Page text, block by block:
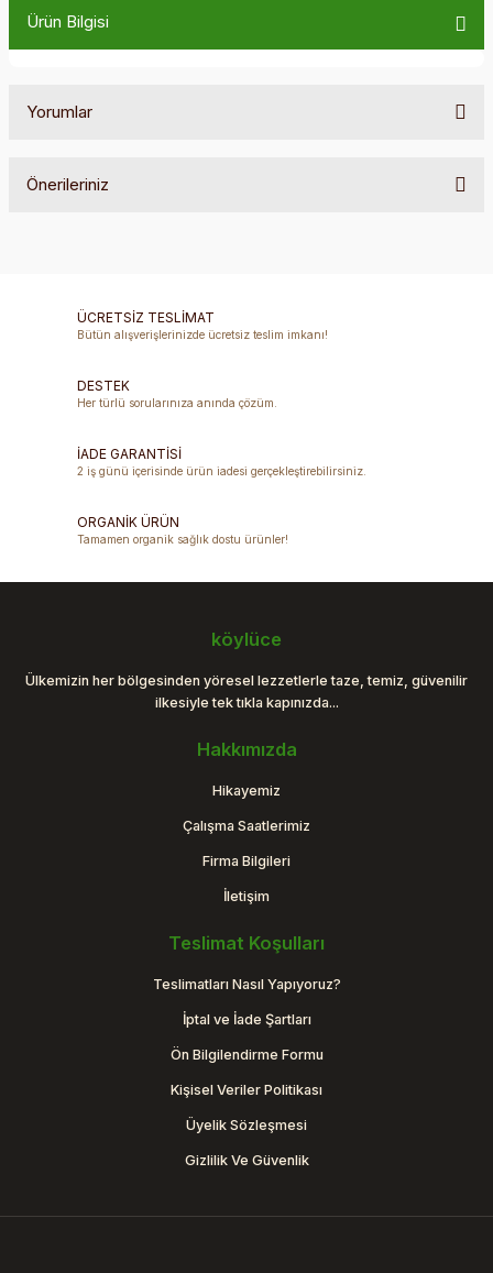
Ürün Bilgisi
Yorumlar
Önerileriniz
Ürün açıklamasında eksik bilgiler bulunuyor.
Ürün fiyatı diğer sitelerden daha pahalı.
Bu ürüne benzer farklı alternatifler olmalı.
ÜCRETSİZ TESLİMAT
Bütün alışverişlerinizde ücretsiz teslim imkanı!
DESTEK
Her türlü sorularınıza anında çözüm.
İADE GARANTİSİ
2 iş günü içerisinde ürün iadesi gerçekleştirebilirsiniz.
ORGANİK ÜRÜN
Tamamen organik sağlık dostu ürünler!
köylüce
Ülkemizin her bölgesinden yöresel lezzetlerle taze, temiz, güvenilir
ilkesiyle tek tıkla kapınızda...
Hakkımızda
Hikayemiz
Çalışma Saatlerimiz
Firma Bilgileri
İletişim
Teslimat Koşulları
Teslimatları Nasıl Yapıyoruz?
İptal ve İade Şartları
Ön Bilgilendirme Formu
Kişisel Veriler Politikası
Üyelik Sözleşmesi
Gizlilik Ve Güvenlik